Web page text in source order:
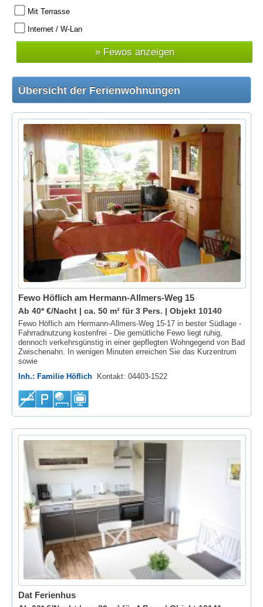
Mit Terrasse
Internet / W-Lan
Übersicht der Ferienwohnungen
Fewo Höflich am Hermann-Allmers-Weg 15
Ab 40* €/Nacht | ca. 50 m² für 3 Pers. | Objekt 10140
Fewo Höflich am Hermann-Allmers-Weg 15-17 in bester Südlage -
Fahrradnutzung kostenfrei - Die gemütliche Fewo liegt ruhig,
dennoch verkehrsgünstig in einer gepflegten Wohngegend von Bad
Zwischenahn. In wenigen Minuten erreichen Sie das Kurzentrum
sowie
Inh.: Familie Höflich
Kontakt: 04403-1522
Dat Ferienhus